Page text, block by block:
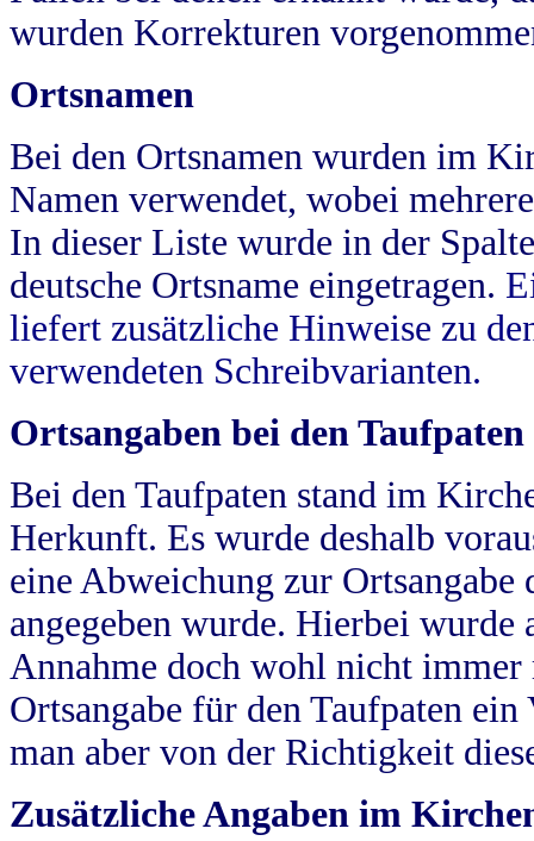
wurden Korrekturen
Ortsnamen
Bei den Ortsnamen wurden im
Namen verwendet, wobei
In dieser Liste wurde in der
deutsche Ortsname eingetragen.
liefert zusätzliche Hinweise zu
verwendeten Schreibvarianten.
Ortsangaben bei den Taufpaten
Bei den Taufpaten stand im
Herkunft. Es wurde deshalb
eine Abweichung zur
angegeben wurde. Hierbei wurde
Annahme doch wohl nicht
Ortsangabe für den Taufpaten
man aber von der Richtigkeit
Zusätzliche Angaben im